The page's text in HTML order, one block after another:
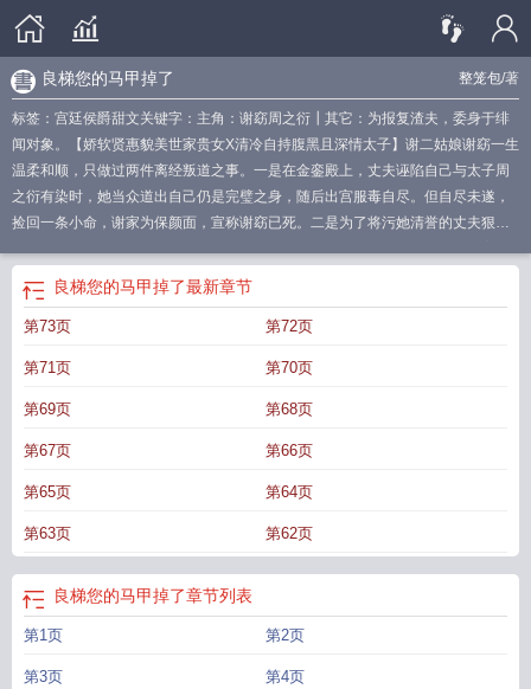
整笼包/著
良梯您的马甲掉了
标签：宫廷侯爵甜文关键字：主角：谢窈周之衍┃其它：为报复渣夫，委身于绯
闻对象。【娇软贤惠貌美世家贵女X清冷自持腹黑且深情太子】谢二姑娘谢窈一生
温柔和顺，只做过两件离经叛道之事。一是在金銮殿上，丈夫诬陷自己与太子周
之衍有染时，她当众道出自己仍是完璧之身，随后出宫服毒自尽。但自尽未遂，
捡回一条小命，谢家为保颜面，宣称谢窈已死。二是为了将污她清誉的丈夫狠狠
她一改平日温婉，亲自献舞，回眸一笑百媚生。太子却嗤笑一声，神色冷淡。谢
窈惊得跪在地上，谁知清冷自持的太子伸手扶她起来，而后离去。
掉了txt良娣您的马甲掉了资源 良娣您的马甲掉了寄欢
的马甲掉了
良嫡你的马甲掉了
阁良娣您的马甲掉了作者整笼包 良娣你马甲掉了
了良娣您的马甲掉了全文免费阅读无错版良娣您的马甲掉了全文免费阅读
你的马甲
良梯您的马甲掉了最新章节
第73页 第72页
第71页 第70页
第69页 第68页
第67页 第66页
第65页 第64页
第63页 第62页
良梯您的马甲掉了章节列表
第1页 第2页
第3页 第4页